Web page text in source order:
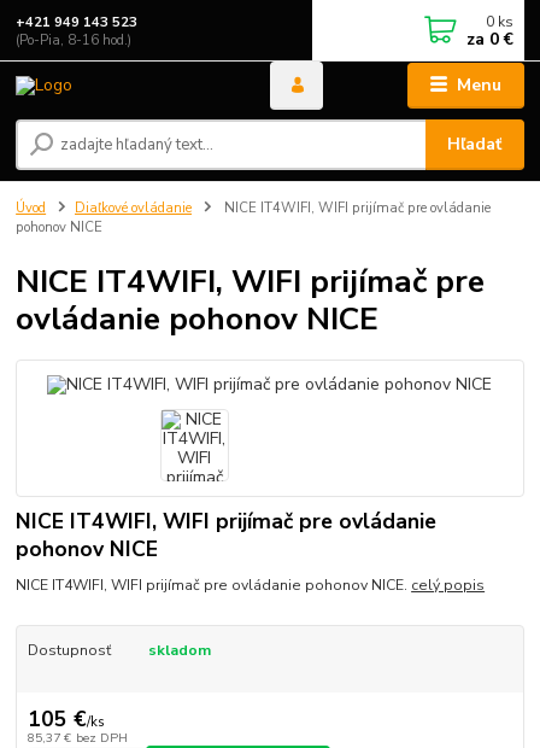
Menu
Hľadať
+421 949 143 523
(Po-Pia, 8-16 hod.)
0 ks
za 0 €
Úvod Diaľkové ovládanie
NICE IT4WIFI, WIFI prijímač pre ovládanie
pohonov NICE
NICE IT4WIFI, WIFI prijímač pre
ovládanie pohonov NICE
NICE IT4WIFI, WIFI prijímač pre ovládanie
pohonov NICE
NICE IT4WIFI, WIFI prijímač pre ovládanie pohonov NICE. celý popis
Dostupnosť skladom
105 €/ks
85,37 € bez DPH